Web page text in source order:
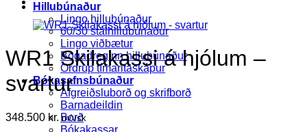
Hillubúnaður
Lingo hillubúnaður
60/30 stálhillubúnaður
Lingo viðbætur
Bogadreginn hillubúnaður
Ordrup tímaritaskápur
Bókasafnsbúnaður
Afgreiðsluborð og skrifborð
Barnadeildin
Borð
Bókakassar
WR1 Skilakassi á hjólum –
svartur
348.500 kr. m/vsk